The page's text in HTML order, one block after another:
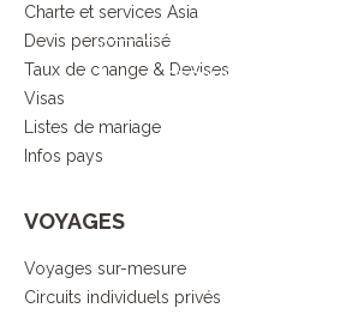
DECOUVRIR L’ESPRIT ASIA
Charte et services Asia
Devis personnalisé
Taux de change & Devises
Visas
Listes de mariage
Infos pays
VOYAGES
Voyages sur-mesure
Circuits individuels privés